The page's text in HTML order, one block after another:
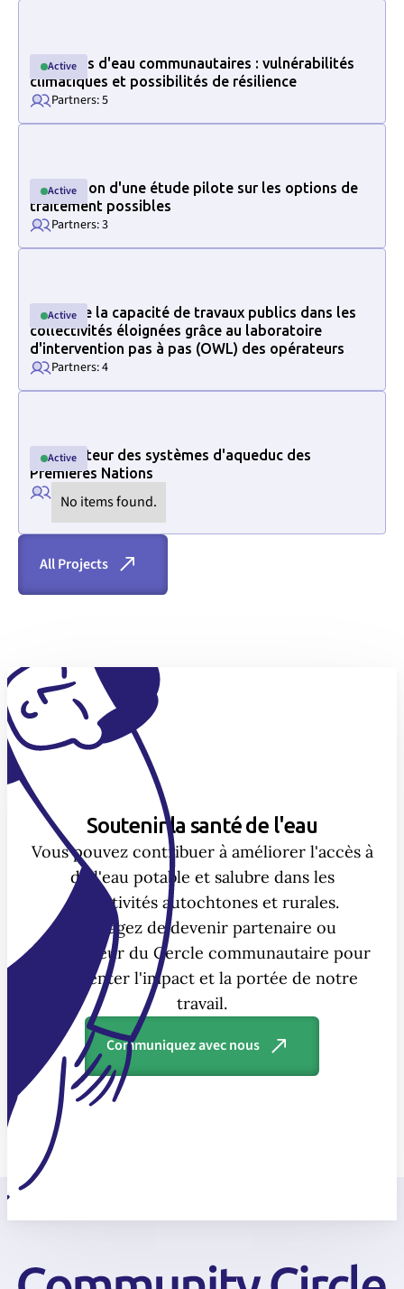
All Projects
Active
Active
Systèmes d'eau communautaires : vulnérabilités
climatiques et possibilités de résilience
Partners: 5
Active
Active
Réalisation d'une étude pilote sur les options de
traitement possibles
Partners: 3
Active
Active
Accroître la capacité de travaux publics dans les
collectivités éloignées grâce au laboratoire
d'intervention pas à pas (OWL) des opérateurs
Partners: 4
Active
Active
Localisateur des systèmes d'aqueduc des
Premières Nations
No items found.
Texte de l'ID de section pour supprimer les styles de taille vides
Soutenir la santé de l'eau
Vous pouvez contribuer à améliorer l'accès à
de l'eau potable et salubre dans les
collectivités autochtones et rurales.
Envisagez de devenir partenaire ou
investisseur du Cercle communautaire pour
augmenter l'impact et la portée de notre
travail.
Communiquez avec nous